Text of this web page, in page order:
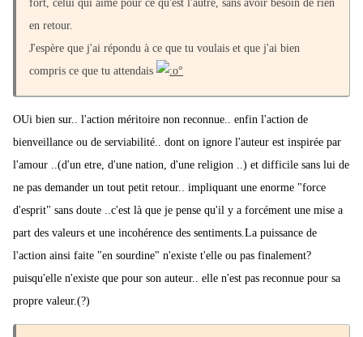
fort, celui qui aime pour ce qu'est l'autre, sans avoir besoin de rien
en retour.
J'espère que j'ai répondu à ce que tu voulais et que j'ai bien
compris ce que tu attendais
OUi bien sur.. l'action méritoire non reconnue.. enfin l'action de
bienveillance ou de serviabilité.. dont on ignore l'auteur est inspirée par
l'amour ..(d'un etre, d'une nation, d'une religion ..) et difficile sans lui de
ne pas demander un tout petit retour.. impliquant une enorme "force
d'esprit" sans doute ..c'est là que je pense qu'il y a forcément une mise a
part des valeurs et une incohérence des sentiments.La puissance de
l'action ainsi faite "en sourdine" n'existe t'elle ou pas finalement?
puisqu'elle n'existe que pour son auteur.. elle n'est pas reconnue pour sa
propre valeur.(?)